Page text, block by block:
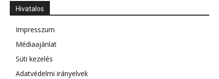
Hivatalos
Impresszum
Médiaajánlat
Süti kezelés
Adatvédelmi irányelvek